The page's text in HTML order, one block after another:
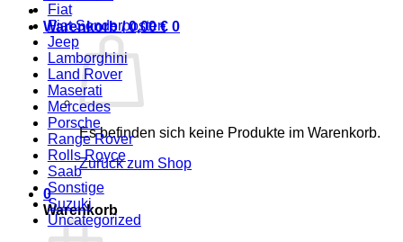
Warenkorb /0,00€ 0
Es befinden sich keine Produkte im Warenkorb.
Zurück zum Shop
0
Warenkorb
Fiat
Fiat Sonderposten
Jeep
Lamborghini
Land Rover
Maserati
Mercedes
Porsche
Range Rover
Rolls Royce
Saab
Sonstige
Suzuki
Uncategorized